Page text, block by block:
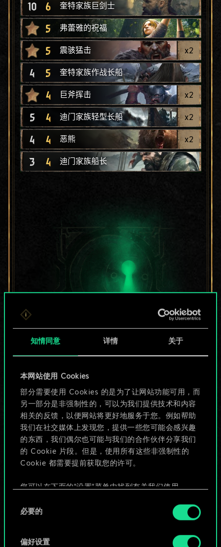
知情同意 详情 关于
本网站使用 Cookies
部分需要使用 Cookies 的是为了让网站功能可用，而
另一部分是非强制性的，可以为我们提供技术和内容
相关的反馈，以便网站将更好地服务于您。例如帮助
我们在社交媒体上发现您，提供一些您可能会感兴趣
的东西，我们偶尔也可能与我们的合作伙伴分享我们
的 Cookie 片段。但是，使用所有这些非强制性的
Cookie 都需要提前获取您的许可。
您可以在下面的"设置"菜单中找到有关我们使用
好。一旦您了解了其中的内容并准备好继续，请点
必要的
偏好设置
10 6 奎特家族巨剑士
5 弗蕾雅的祝福
5 震骇猛击 x2
4 5 奎特家族作战长船
4 巨斧挥击 x2
5 4 迪门家族轻型长船 x2
4 4 恶熊 x2
3 4 迪门家族船长
目前只是分享了一套
牌，但能做的不止这
些！
给牌组命名并撰写攻略
编辑牌组